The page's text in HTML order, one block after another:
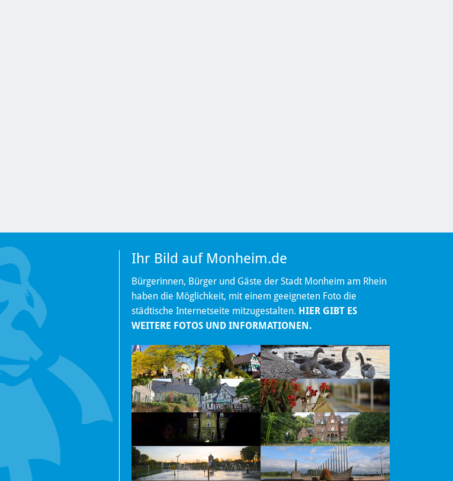
Ihr Bild auf Monheim.de
Bürgerinnen, Bürger und Gäste der Stadt Monheim am Rhein
haben die Möglichkeit, mit einem geeigneten Foto die
städtische Internetseite mitzugestalten. HIER GIBT ES
WEITERE FOTOS UND INFORMATIONEN.